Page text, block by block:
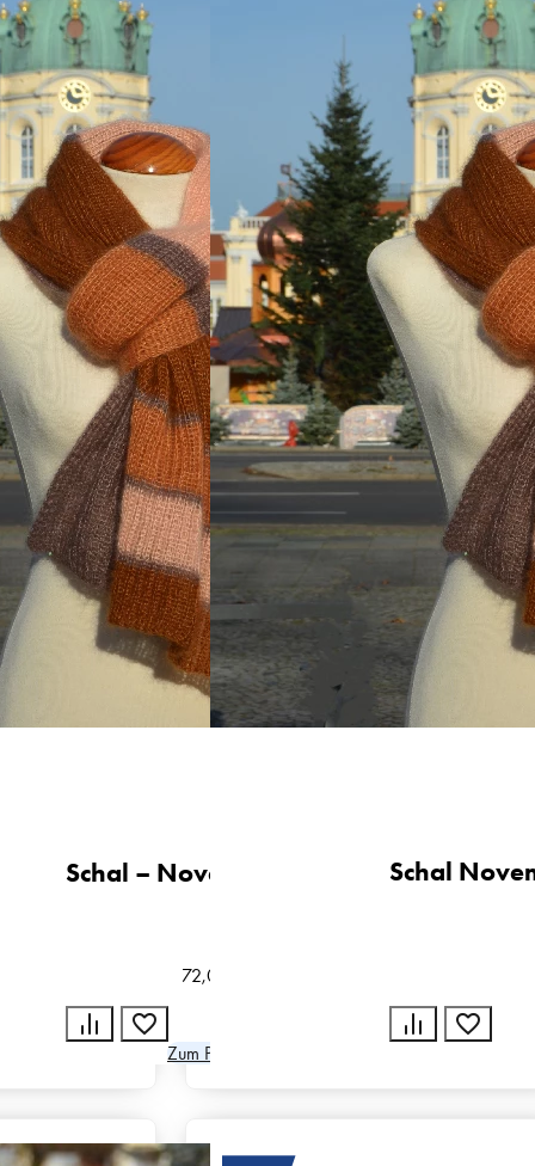
Garnstärke
Sport
Anleitung in Größen
One Size
Stil
Schal
Schwierigkeit
leicht
Schal – November Mood
72,00
Zum Produkt
Schal